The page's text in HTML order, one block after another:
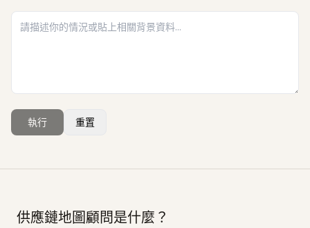
執行 重置
供應鏈地圖顧問是什麼？